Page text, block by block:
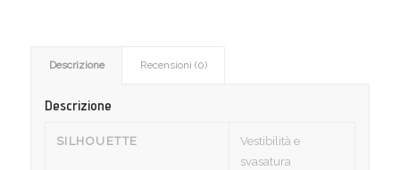
Descrizione Recensioni (0)
Descrizione
SILHOUETTE
Vestibilità e
svasatura